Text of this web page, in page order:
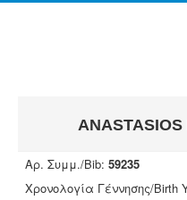
Αρ. Συμμ./Bib: 59235
Χρονολογία Γέννησης/Birth